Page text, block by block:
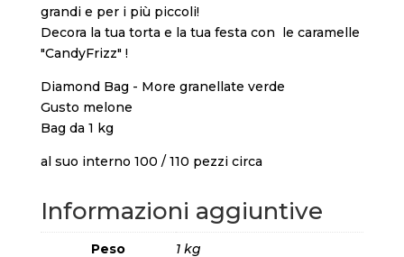
grandi e per i più piccoli!
Decora la tua torta e la tua festa con le caramelle
"CandyFrizz" !
Diamond Bag - More granellate verde
Gusto melone
Bag da 1 kg
al suo interno 100 / 110 pezzi circa
Informazioni aggiuntive
Peso 1 kg